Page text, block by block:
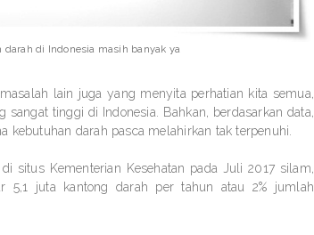
di Indonesia masih banyak ya
lain juga yang menyita perhatian kita semua,
tinggi di Indonesia. Bahkan, berdasarkan data,
darah pasca melahirkan tak terpenuhi.
situs Kementerian Kesehatan pada Juli 2017 silam,
5,1 juta kantong darah per tahun atau 2% jumlah